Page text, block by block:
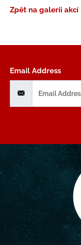
Zpět na galerii akcí
Email Address